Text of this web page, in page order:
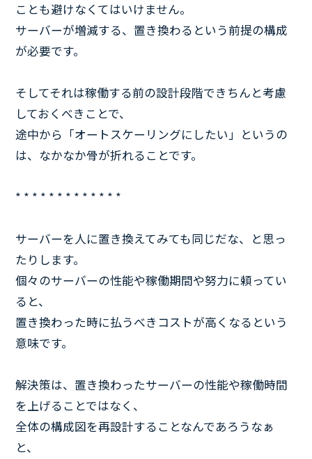
ことも避けなくてはいけません。
サーバーが増減する、置き換わるという前提の構成
が必要です。
そしてそれは稼働する前の設計段階できちんと考慮
しておくべきことで、
途中から「オートスケーリングにしたい」というの
は、なかなか骨が折れることです。
* * * * * * * * * * * * *
サーバーを人に置き換えてみても同じだな、と思っ
たりします。
個々のサーバーの性能や稼働期間や努力に頼ってい
ると、
置き換わった時に払うべきコストが高くなるという
意味です。
解決策は、置き換わったサーバーの性能や稼働時間
を上げることではなく、
全体の構成図を再設計することなんであろうなぁ
と、